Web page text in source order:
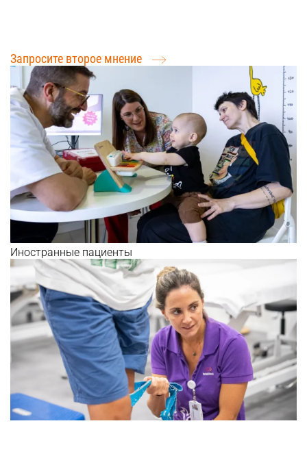
Запросите второе мнение
Иностранные пациенты